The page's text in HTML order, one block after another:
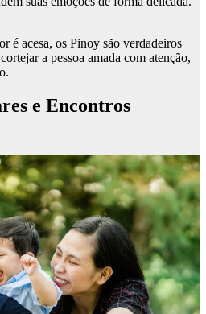
é acesa, os Pinoy são verdadeiros
a pessoa amada com atenção,
e Encontros